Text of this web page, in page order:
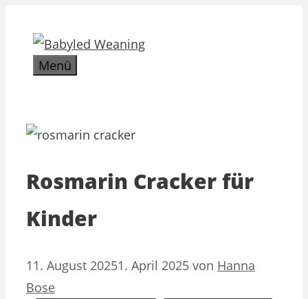
Inhalt
springenMenü
Rosmarin Cracker für
Kinder
11. August 20251. April 2025 von Hanna
Bose